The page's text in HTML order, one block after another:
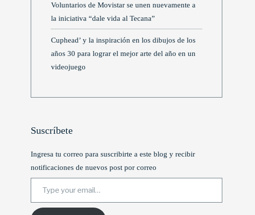
Voluntarios de Movistar se unen nuevamente a
la iniciativa “dale vida al Tecana”
Cuphead’ y la inspiración en los dibujos de los
años 30 para lograr el mejor arte del año en un
videojuego
Suscríbete
Ingresa tu correo para suscribirte a este blog y recibir
notificaciones de nuevos post por correo
Type your email…